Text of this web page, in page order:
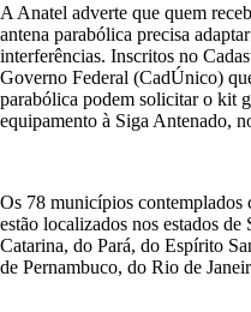
A Anatel adverte que quem
antena parabólica precisa
interferências. Inscritos no
Governo Federal (CadÚnico)
parabólica podem solicitar o kit
equipamento à Siga Antenado,
Os 78 municípios contemplados
estão localizados nos estados
Catarina, do Pará, do Espírito
de Pernambuco, do Rio de